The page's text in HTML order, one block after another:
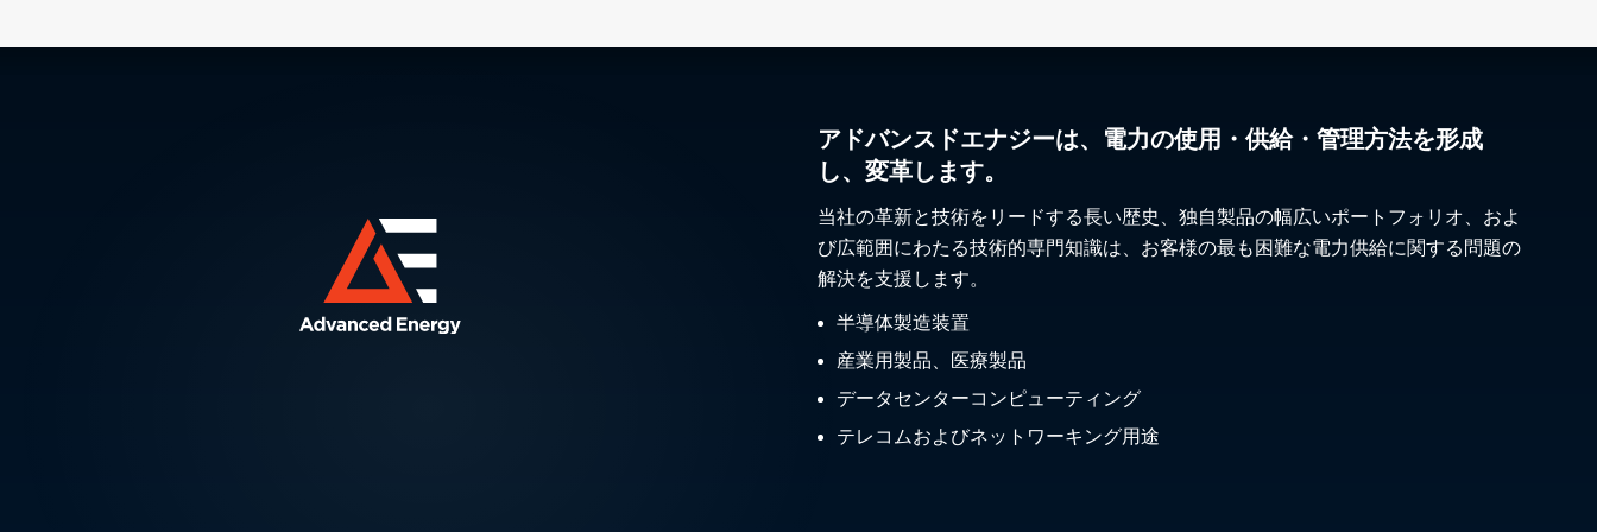
アドバンスドエナジーは、電力の使用・供給・管理方法を形成
し、変革します。
当社の革新と技術をリードする長い歴史、独自製品の幅広いポートフォリオ、およ
び広範囲にわたる技術的専門知識は、お客様の最も困難な電力供給に関する問題の
解決を支援します。
半導体製造装置
産業用製品、医療製品
データセンターコンピューティング
テレコムおよびネットワーキング用途